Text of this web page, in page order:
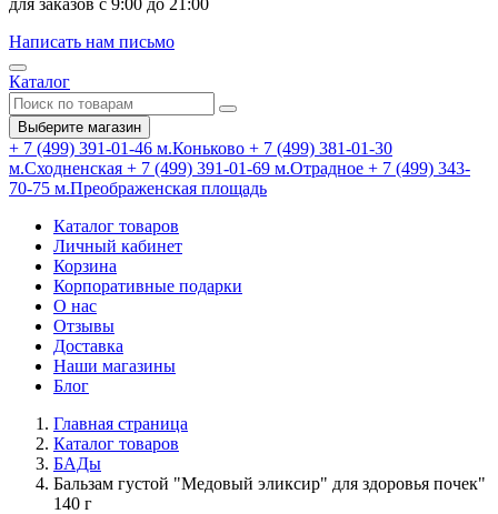
для заказов с 9:00 до 21:00
Написать нам письмо
Каталог
Выберите магазин
+ 7 (499) 391-01-46 м.Коньково + 7 (499) 381-01-30
м.Сходненская + 7 (499) 391-01-69 м.Отрадное + 7 (499) 343-
70-75 м.Преображенская площадь
Каталог товаров
Личный кабинет
Корзина
Корпоративные подарки
О нас
Отзывы
Доставка
Наши магазины
Блог
Главная страница
Каталог товаров
БАДы
Бальзам густой "Медовый эликсир" для здоровья почек"
140 г